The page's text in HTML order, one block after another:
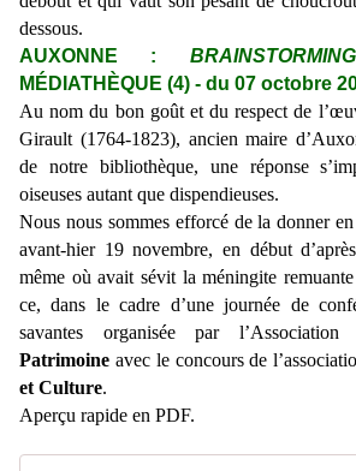
dessous.
AUXONNE :
MÉDIATHÈQUE (4) - du 07 octobre
Au nom du bon goût et du respect de
Girault (1764-1823), ancien maire
de notre bibliothèque, une réponse
oiseuses autant que dispendieuses.
Nous nous sommes efforcéde la donner
avant-hier 19 novembre, en début
même où avait sévit la méningite
ce, dans le cadre d’une journée de
savantes organisée par l’Association
Patrimoine avec le concours de
et Culture.
Aperçu rapide en PDF.